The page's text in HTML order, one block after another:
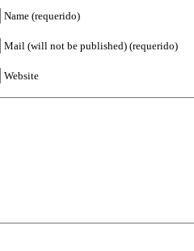
Name (requerido)
Mail (will not be published) (requerido)
Website